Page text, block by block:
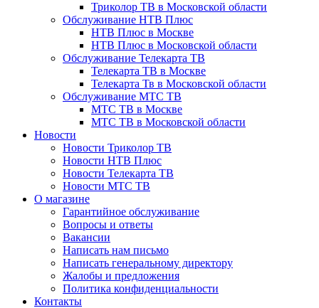
Триколор ТВ в Московской области
Обслуживание НТВ Плюс
НТВ Плюс в Москве
НТВ Плюс в Московской области
Обслуживание Телекарта ТВ
Телекарта ТВ в Москве
Телекарта Тв в Московской области
Обслуживание МТС ТВ
МТС ТВ в Москве
МТС ТВ в Московской области
Новости
Новости Триколор ТВ
Новости НТВ Плюс
Новости Телекарта ТВ
Новости МТС ТВ
О магазине
Гарантийное обслуживание
Вопросы и ответы
Вакансии
Написать нам письмо
Написать генеральному директору
Жалобы и предложения
Политика конфиденциальности
Контакты